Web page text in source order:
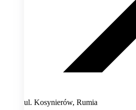
ul. Kosynierów, Rumia